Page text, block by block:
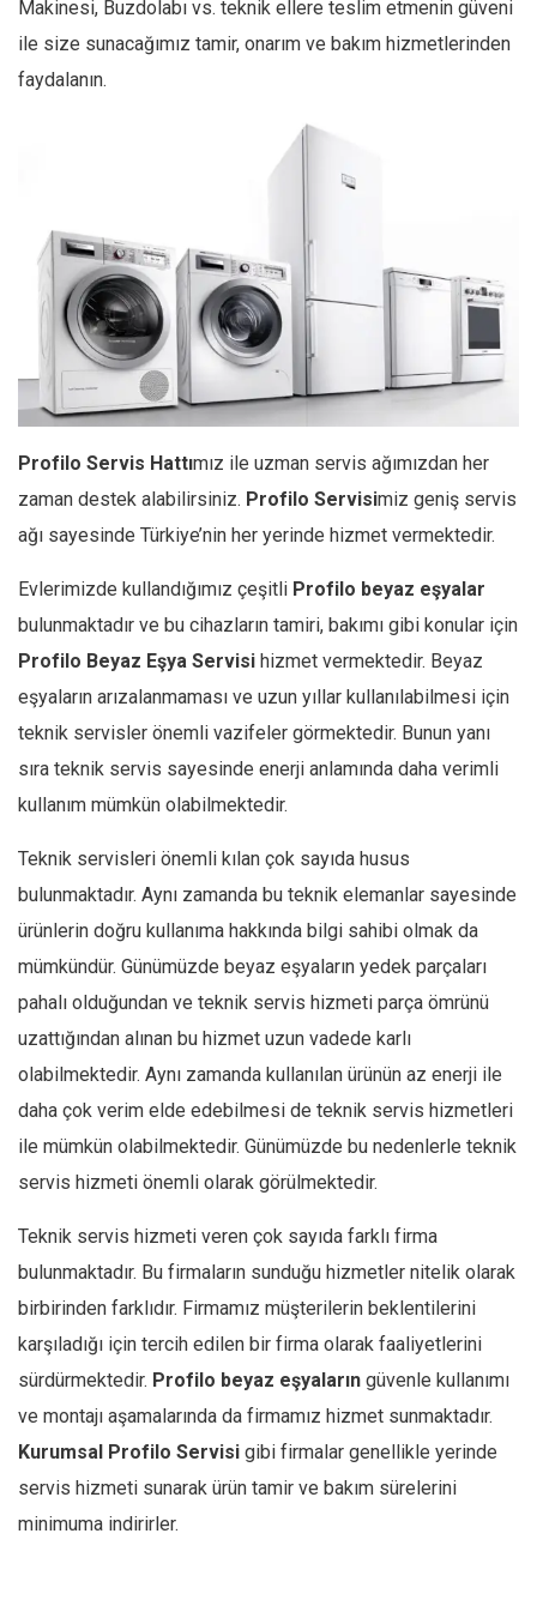
Makinesi, Buzdolabı vs. teknik ellere teslim etmenin güveni
ile size sunacağımız tamir, onarım ve bakım hizmetlerinden
faydalanın.
Profilo Servis Hattımız ile uzman servis ağımızdan her
zaman destek alabilirsiniz. Profilo Servisimiz geniş servis
ağı sayesinde Türkiye’nin her yerinde hizmet vermektedir.
Evlerimizde kullandığımız çeşitli Profilo beyaz eşyalar
bulunmaktadır ve bu cihazların tamiri, bakımı gibi konular için
Profilo Beyaz Eşya Servisi hizmet vermektedir. Beyaz
eşyaların arızalanmaması ve uzun yıllar kullanılabilmesi için
teknik servisler önemli vazifeler görmektedir. Bunun yanı
sıra teknik servis sayesinde enerji anlamında daha verimli
kullanım mümkün olabilmektedir.
Teknik servisleri önemli kılan çok sayıda husus
bulunmaktadır. Aynı zamanda bu teknik elemanlar sayesinde
ürünlerin doğru kullanıma hakkında bilgi sahibi olmak da
mümkündür. Günümüzde beyaz eşyaların yedek parçaları
pahalı olduğundan ve teknik servis hizmeti parça ömrünü
uzattığından alınan bu hizmet uzun vadede karlı
olabilmektedir. Aynı zamanda kullanılan ürünün az enerji ile
daha çok verim elde edebilmesi de teknik servis hizmetleri
ile mümkün olabilmektedir. Günümüzde bu nedenlerle teknik
servis hizmeti önemli olarak görülmektedir.
Teknik servis hizmeti veren çok sayıda farklı firma
bulunmaktadır. Bu firmaların sunduğu hizmetler nitelik olarak
birbirinden farklıdır. Firmamız müşterilerin beklentilerini
karşıladığı için tercih edilen bir firma olarak faaliyetlerini
sürdürmektedir. Profilo beyaz eşyaların güvenle kullanımı
ve montajı aşamalarında da firmamız hizmet sunmaktadır.
Kurumsal Profilo Servisi gibi firmalar genellikle yerinde
servis hizmeti sunarak ürün tamir ve bakım sürelerini
minimuma indirirler.